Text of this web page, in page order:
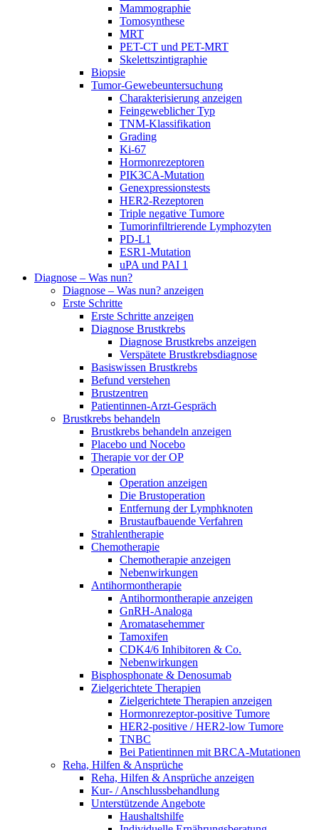
Mammographie
Tomosynthese
MRT
PET-CT und PET-MRT
Skelettszintigraphie
Biopsie
Tumor-Gewebeuntersuchung
Charakterisierung anzeigen
Feingeweblicher Typ
TNM-Klassifikation
Grading
Ki-67
Hormonrezeptoren
PIK3CA-Mutation
Genexpressionstests
HER2-Rezeptoren
Triple negative Tumore
Tumorinfiltrierende Lymphozyten
PD-L1
ESR1-Mutation
uPA und PAI 1
Diagnose – Was nun?
Diagnose – Was nun? anzeigen
Erste Schritte
Erste Schritte anzeigen
Diagnose Brustkrebs
Diagnose Brustkrebs anzeigen
Verspätete Brustkrebsdiagnose
Basiswissen Brustkrebs
Befund verstehen
Brustzentren
Patientinnen-Arzt-Gespräch
Brustkrebs behandeln
Brustkrebs behandeln anzeigen
Placebo und Nocebo
Therapie vor der OP
Operation
Operation anzeigen
Die Brustoperation
Entfernung der Lymphknoten
Brustaufbauende Verfahren
Strahlentherapie
Chemotherapie
Chemotherapie anzeigen
Nebenwirkungen
Antihormontherapie
Antihormontherapie anzeigen
GnRH-Analoga
Aromatasehemmer
Tamoxifen
CDK4/6 Inhibitoren & Co.
Nebenwirkungen
Bisphosphonate & Denosumab
Zielgerichtete Therapien
Zielgerichtete Therapien anzeigen
Hormonrezeptor-positive Tumore
HER2-positive / HER2-low Tumore
TNBC
Bei Patientinnen mit BRCA-Mutationen
Reha, Hilfen & Ansprüche
Reha, Hilfen & Ansprüche anzeigen
Kur- / Anschlussbehandlung
Unterstützende Angebote
Haushaltshilfe